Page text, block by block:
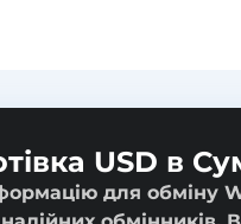
USD в
для обміну